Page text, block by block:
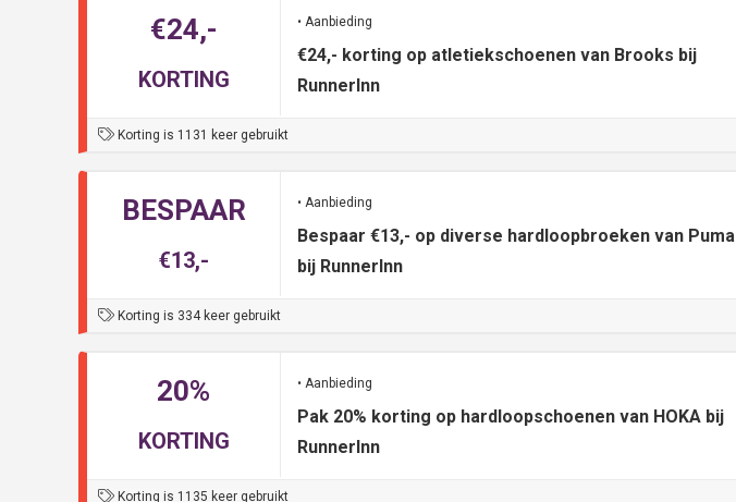
€24,-
KORTING
• Aanbieding
€24,- korting op atletiekschoenen van Brooks bij
RunnerInn
Korting is 1131 keer gebruikt
BESPAAR
€13,-
• Aanbieding
Bespaar €13,- op diverse hardloopbroeken van Puma
bij RunnerInn
Korting is 334 keer gebruikt
20%
KORTING
• Aanbieding
Pak 20% korting op hardloopschoenen van HOKA bij
RunnerInn
Korting is 1135 keer gebruikt